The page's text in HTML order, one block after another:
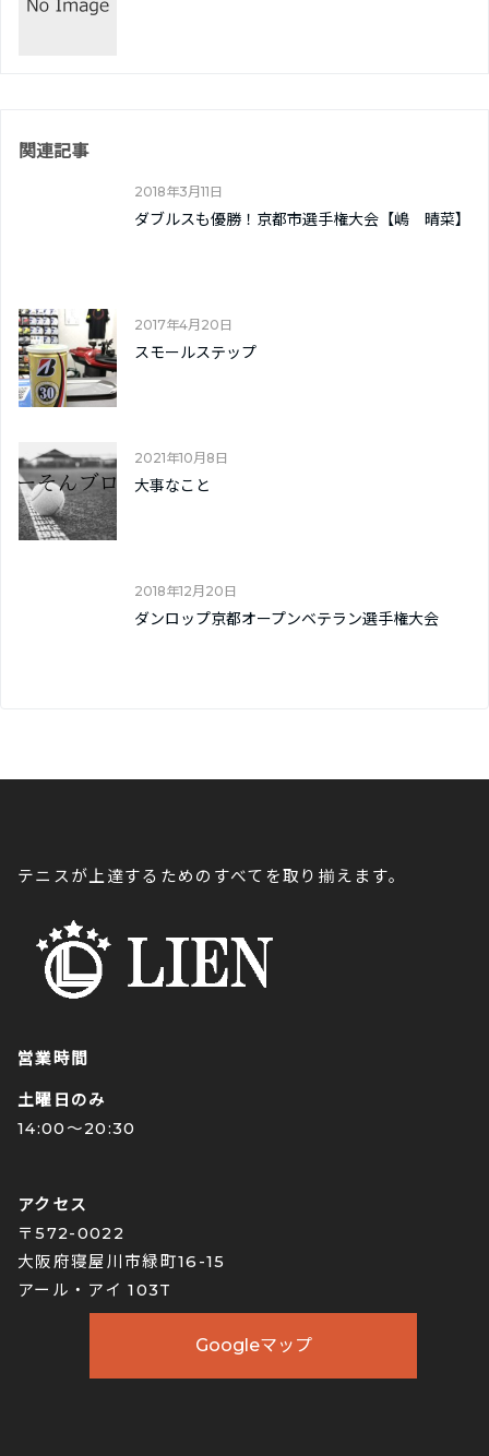
関連記事
2018年3月11日
ダブルスも優勝！京都市選手権大会【嶋 晴菜】
2017年4月20日
スモールステップ
2021年10月8日
大事なこと
2018年12月20日
ダンロップ京都オープンベテラン選手権大会
テニスが上達するためのすべてを取り揃えます。
営業時間
土曜日のみ
14:00〜20:30
アクセス
〒572-0022
大阪府寝屋川市緑町16-15
アール・アイ 103T
Googleマップ